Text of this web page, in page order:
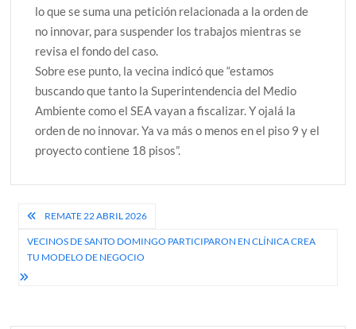
lo que se suma una petición relacionada a la orden de
no innovar, para suspender los trabajos mientras se
revisa el fondo del caso.
Sobre ese punto, la vecina indicó que “estamos
buscando que tanto la Superintendencia del Medio
Ambiente como el SEA vayan a fiscalizar. Y ojalá la
orden de no innovar. Ya va más o menos en el piso 9 y el
proyecto contiene 18 pisos”.
Navegación
de
entradas
REMATE 22 ABRIL 2026
VECINOS DE SANTO DOMINGO PARTICIPARON EN CLÍNICA CREA
TU MODELO DE NEGOCIO